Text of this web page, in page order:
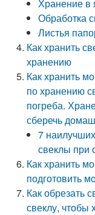
Хранение в
Обработка
Листья
Как хранить
хранению
Как хранить
по хранению
погреба.
сберечь
7
свеклы при
Как хранить
подготовить
Как обрезать
свеклу, чтобы